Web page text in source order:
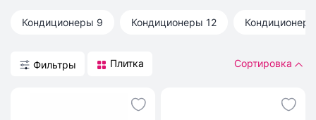
Кондиционеры 9 Кондиционеры 12
Фильтры Плитка Сортировка